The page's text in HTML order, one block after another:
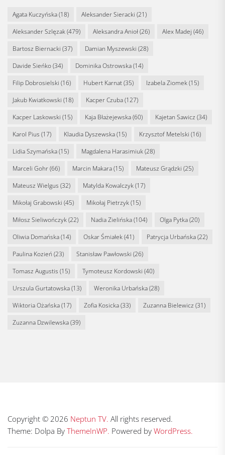
Agata Kuczyńska(18) Aleksander Sieracki (21)
Aleksander Szlęzak(479) Aleksandra Anioł(26) Alex Madej (46)
Bartosz Biernacki (37) Damian Myszewski (28)
Davide Sieńko(34) Dominika Ostrowska(14)
Filip Dobrosielski (16) Hubert Karnat(35) Izabela Ziomek(15)
Jakub Kwiatkowski (18) Kacper Czuba(127)
Kacper Laskowski (15) Kaja Błażejewska(60) Kajetan Sawicz (34)
Karol Pius (17) Klaudia Dyszewska(15) Krzysztof Metelski (16)
Lidia Szymańska(15) Magdalena Harasimiuk(28)
Marceli Gohr(66) Marcin Makara(15) Mateusz Grądzki (25)
Mateusz Wielgus (32) Matylda Kowalczyk(17)
Mikołaj Grabowski (45) Mikołaj Pietrzyk(15)
Miłosz Sieliwończyk(22) Nadia Zielińska(104) Olga Pytka(20)
Oliwia Domańska(14) Oskar Śmiałek(41) Patrycja Urbańska(22)
Paulina Kozień (23) Stanisław Pawłowski (26)
Tomasz Augustis (15) Tymoteusz Kordowski (40)
Urszula Gurtatowska(13) Weronika Urbańska(28)
Wiktoria Ożańska(17) Zofia Kosicka(33) Zuzanna Bielewicz (31)
Zuzanna Dzwilewska(39)
Copyright © 2026 Neptun TV. All rights reserved.
Theme: Dolpa By ThemeInWP. Powered by WordPress.